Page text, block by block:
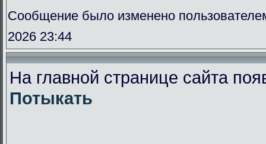
Сообщение было изменено
2026 23:44
На главной странице сайта
Потыкать